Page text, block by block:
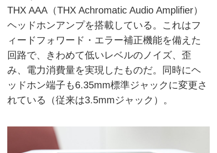
THX AAA（THX Achromatic Audio Amplifier）
ヘッドホンアンプを搭載している。これはフ
ィードフォワード・エラー補正機能を備えた
回路で、きわめて低いレベルのノイズ、歪
み、電力消費量を実現したものだ。同時にヘ
ッドホン端子も6.35mm標準ジャックに変更さ
れている（従来は3.5mmジャック）。